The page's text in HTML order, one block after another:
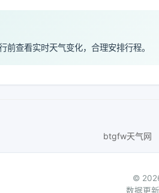
查看实时天气变化，合理安排行程。
btgfw天气网
©
数据更